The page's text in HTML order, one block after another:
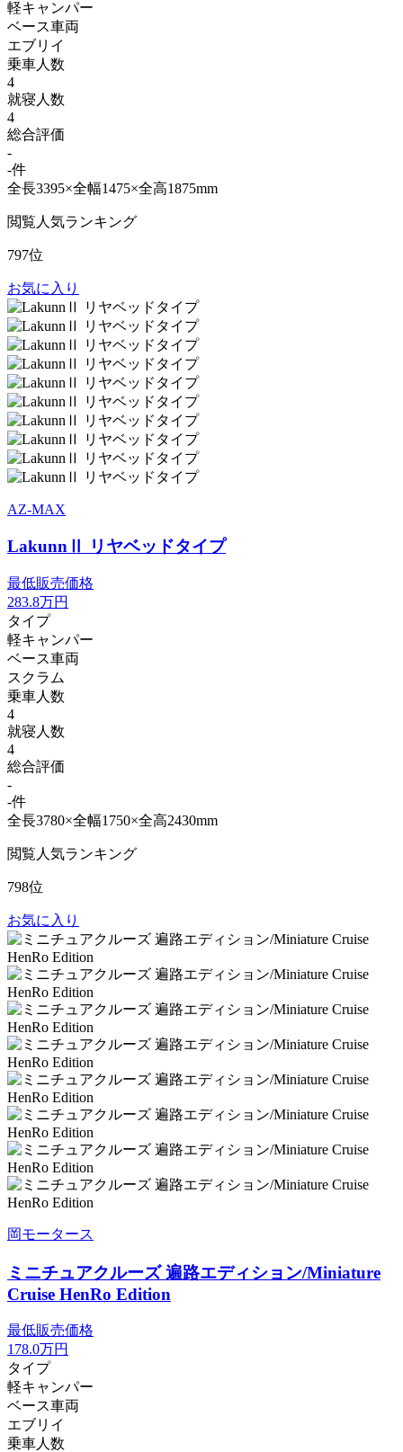
軽キャンパー
ベース車両
エブリイ
乗車人数
4
就寝人数
4
総合評価
-
-件
全長3395×全幅1475×全高1875mm
閲覧人気ランキング
797位
お気に入り
AZ-MAX
LakunnⅡ リヤベッドタイプ
最低販売価格
283.8万円
タイプ
軽キャンパー
ベース車両
スクラム
乗車人数
4
就寝人数
4
総合評価
-
-件
全長3780×全幅1750×全高2430mm
閲覧人気ランキング
798位
お気に入り
岡モータース
ミニチュアクルーズ 遍路エディション/Miniature
Cruise HenRo Edition
最低販売価格
178.0万円
タイプ
軽キャンパー
ベース車両
エブリイ
乗車人数